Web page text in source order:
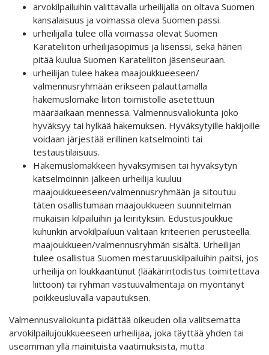
arvokilpailuihin valittavalla urheilijalla on oltava Suomen
kansalaisuus ja voimassa oleva Suomen passi.
urheilijalla tulee olla voimassa olevat Suomen
Karateliiton urheilijasopimus ja lisenssi, sekä hänen
pitää kuulua Suomen Karateliiton jäsenseuraan.
urheilijan tulee hakea maajoukkueeseen/
valmennusryhmään erikseen palauttamalla
hakemuslomake liiton toimistolle asetettuun
määräaikaan mennessä. Valmennusvaliokunta joko
hyväksyy tai hylkää hakemuksen. Hyväksytyille hakijoille
voidaan järjestää erillinen katselmointi tai
testaustilaisuus.
Hakemuslomakkeen hyväksymisen tai hyväksytyn
katselmoinnin jälkeen urheilija kuuluu
maajoukkueeseen/valmennusryhmään ja sitoutuu
täten osallistumaan maajoukkueen suunnitelman
mukaisiin kilpailuihin ja leirityksiin. Edustusjoukkue
kuhunkin arvokilpailuun valitaan kriteerien perusteella.
maajoukkueen/valmennusryhmän sisältä. Urheilijan
tulee osallistua Suomen mestaruuskilpailuihin paitsi, jos
urheilija on loukkaantunut (lääkärintodistus toimitettava
liittoon) tai ryhmän vastuuvalmentaja on myöntänyt
poikkeusluvalla vapautuksen.
Valmennusvaliokunta pidättää oikeuden olla valitsematta
arvokilpailujoukkueeseen urheilijaa, joka täyttää yhden tai
useamman yllä mainituista vaatimuksista, mutta